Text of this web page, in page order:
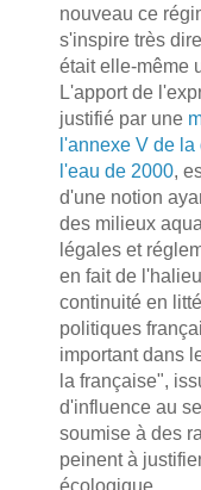
nouveau ce
s'inspire très
était elle-même
L'apport de
justifié par une
l'annexe V de
l'eau de 2000,
d'une notion
des milieux
légales et
en fait de
continuité en
politiques
important dans
la française",
d'influence au
soumise à des
peinent à